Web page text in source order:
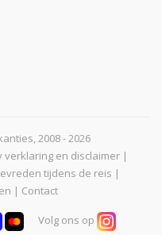
2008 - 2026
verklaring en disclaimer |
tijdens de reis |
| Contact
Volg ons op